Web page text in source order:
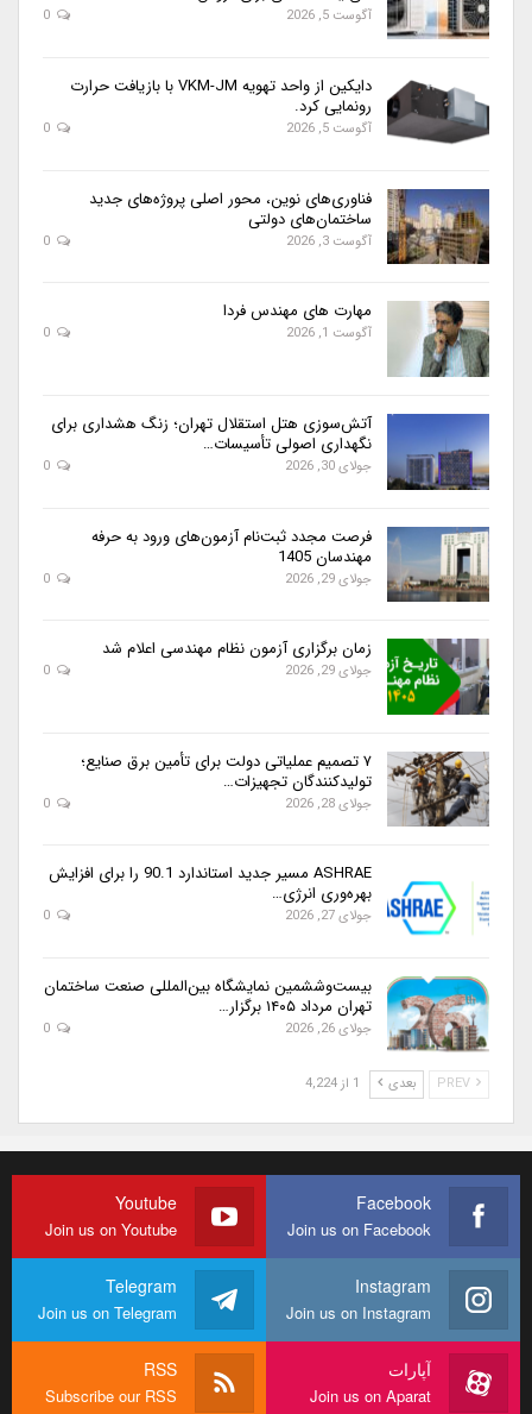
آگوست 5, 2026
دایکین از واحد تهویه VKM-JM با بازیافت حرارت
رونمایی کرد.
آگوست 5, 2026
فناوری‌های نوین، محور اصلی پروژه‌های جدید
ساختمان‌های دولتی
آگوست 3, 2026
مهارت های مهندس فردا
آگوست 1, 2026
آتش‌سوزی هتل استقلال تهران؛ زنگ هشداری برای
نگهداری اصولی تأسیسات…
جولای 30, 2026
فرصت مجدد ثبت‌نام آزمون‌های ورود به حرفه
مهندسان 1405
جولای 29, 2026
زمان برگزاری آزمون نظام مهندسی اعلام شد
جولای 29, 2026
۷ تصمیم عملیاتی دولت برای تأمین برق صنایع؛
تولیدکنندگان تجهیزات…
جولای 28, 2026
ASHRAE مسیر جدید استاندارد 90.1 را برای افزایش
بهره‌وری انرژی…
جولای 27, 2026
بیست‌وششمین نمایشگاه بین‌المللی صنعت ساختمان
تهران مرداد ۱۴۰۵ برگزار…
جولای 26, 2026
بعدی 1 از 4,224
Facebook
Join us on Facebook
Youtube
Join us on Youtube
Instagram
Join us on Instagram
Telegram
Join us on Telegram
آپارات
Join us on Aparat
RSS
Subscribe our RSS